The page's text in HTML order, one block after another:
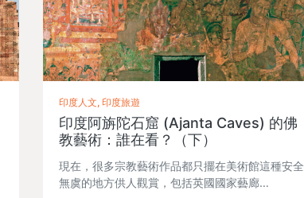
印度人文, 印度旅遊
印度阿旃陀石窟 (Ajanta Caves) 的佛
教藝術：誰在看？（下）
現在，很多宗教藝術作品都只擺在美術館這種安全
無虞的地方供人觀賞，包括英國國家藝廊…